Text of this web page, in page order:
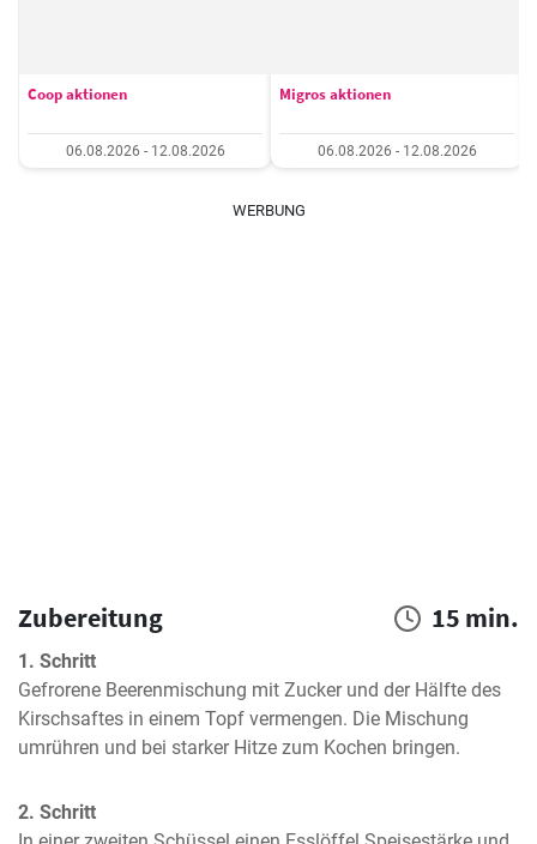
Coop aktionen
06.08.2026 - 12.08.2026
Migros aktionen
06.08.2026 - 12.08.2026
WERBUNG
Zubereitung 15 min.
1. Schritt
Gefrorene Beerenmischung mit Zucker und der Hälfte des
Kirschsaftes in einem Topf vermengen. Die Mischung
umrühren und bei starker Hitze zum Kochen bringen.
2. Schritt